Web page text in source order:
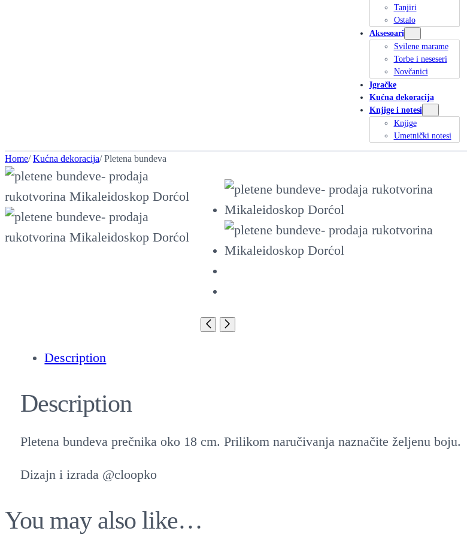
Tanjiri
Ostalo
Aksesoari
Svilene marame
Torbe i neseseri
Novčanici
Igračke
Kućna dekoracija
Knjige i notesi
Knjige
Umetnički notesi
Home/Kućna dekoracija/ Pletena bundeva
Description
Description
Pletena bundeva prečnika oko 18 cm. Prilikom naručivanja naznačite željenu boju.
Dizajn i izrada @cloopko
You may also like…